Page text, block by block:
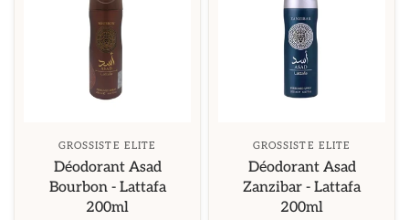
GROSSISTE ELITE
Déodorant Asad
Bourbon - Lattafa
200ml
GROSSISTE ELITE
Déodorant Asad
Zanzibar - Lattafa
200ml